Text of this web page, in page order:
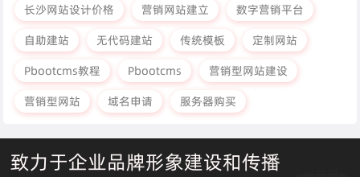
长沙网站设计价格
营销网站建立
数字营销平台
自助建站
无代码建站 传统模板
定制网站
Pbootcms教程
Pbootcms
营销型网站建设
营销型网站
域名申请 服务器购买
致力于企业品牌形象建设和传播